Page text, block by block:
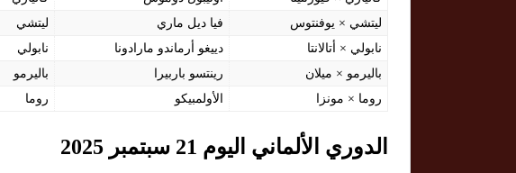
ليتشي × يوفنتوس
فيا ديل ماري ليتشي
نابولي × أتالانتا
دييغو أرماندو مارادونا نابولي
باليرمو × ميلان
رينتسو باربيرا باليرمو
روما × مونزا
الأولمبيكو روما
الدوري الألماني اليوم 21 سبتمبر 2025